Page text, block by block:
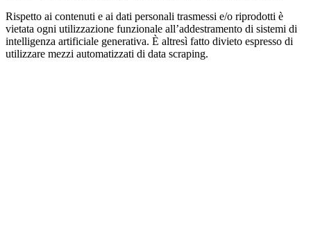
Rispetto ai contenuti e ai dati personali trasmessi e/o riprodotti è
vietata ogni utilizzazione funzionale all’addestramento di sistemi di
intelligenza artificiale generativa. È altresì fatto divieto espresso di
utilizzare mezzi automatizzati di data scraping.